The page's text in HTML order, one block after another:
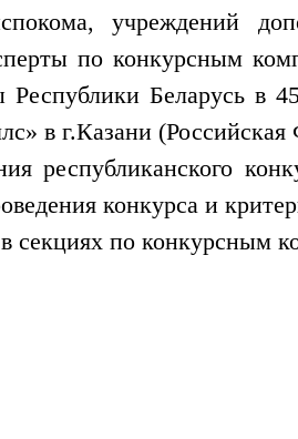
учреждений
по конкурсным
Республики Беларусь в
в г.Казани
республиканского
конкурса и
секциях по конкурсным